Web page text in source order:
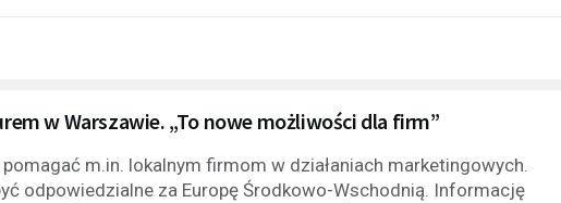
w Warszawie. „To nowe możliwości dla firm”
m.in. lokalnym firmom w działaniach marketingowych.
odpowiedzialne za Europę Środkowo-Wschodnią. Informację